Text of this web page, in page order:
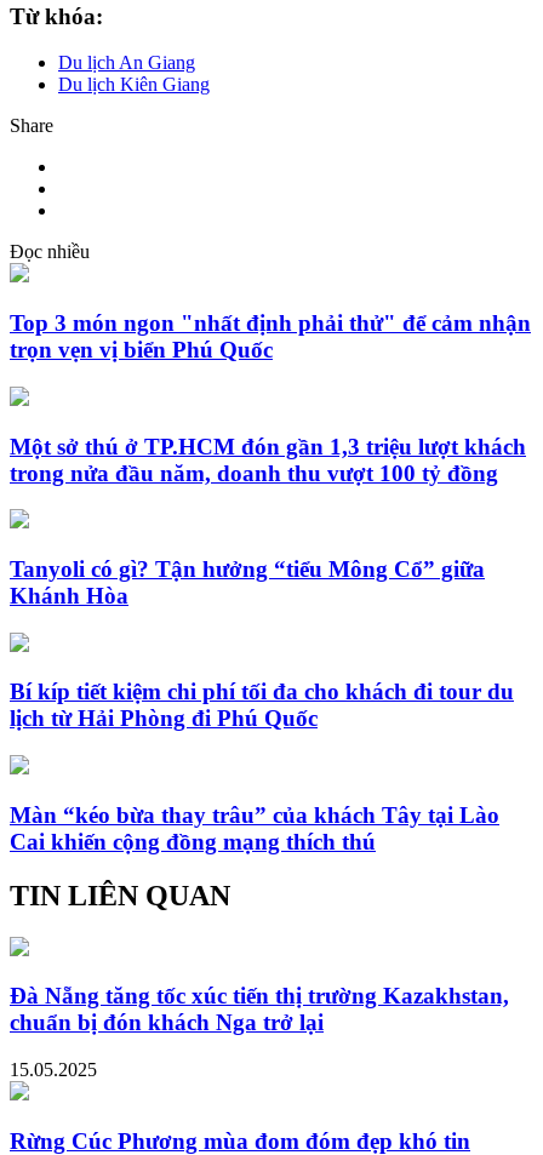
Từ khóa:
Du lịch An Giang
Du lịch Kiên Giang
Share
Đọc nhiều
Top 3 món ngon "nhất định phải thử" để cảm nhận
trọn vẹn vị biển Phú Quốc
Một sở thú ở TP.HCM đón gần 1,3 triệu lượt khách
trong nửa đầu năm, doanh thu vượt 100 tỷ đồng
Tanyoli có gì? Tận hưởng “tiểu Mông Cổ” giữa
Khánh Hòa
Bí kíp tiết kiệm chi phí tối đa cho khách đi tour du
lịch từ Hải Phòng đi Phú Quốc
Màn “kéo bừa thay trâu” của khách Tây tại Lào
Cai khiến cộng đồng mạng thích thú
TIN LIÊN QUAN
Đà Nẵng tăng tốc xúc tiến thị trường Kazakhstan,
chuẩn bị đón khách Nga trở lại
15.05.2025
Rừng Cúc Phương mùa đom đóm đẹp khó tin